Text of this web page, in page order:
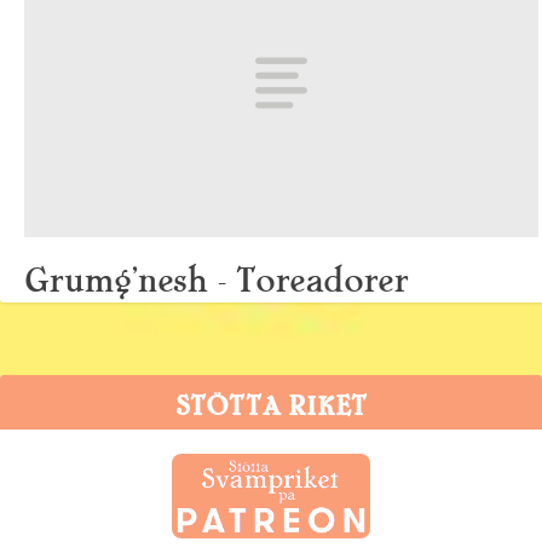
Grumg’nesh – Toreadorer
STÖTTA RIKET